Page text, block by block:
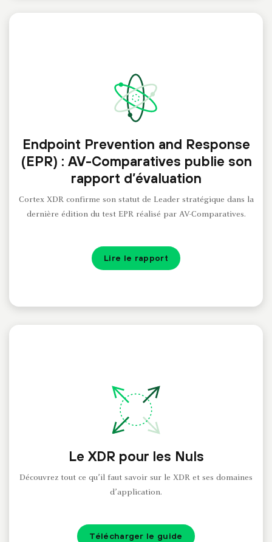
Endpoint Prevention and Response
(EPR) : AV-Comparatives publie son
rapport d’évaluation
Cortex XDR confirme son statut de Leader stratégique dans la
dernière édition du test EPR réalisé par AV-Comparatives.
Lire le rapport
Le XDR pour les Nuls
Découvrez tout ce qu’il faut savoir sur le XDR et ses domaines
d’application.
Télécharger le guide